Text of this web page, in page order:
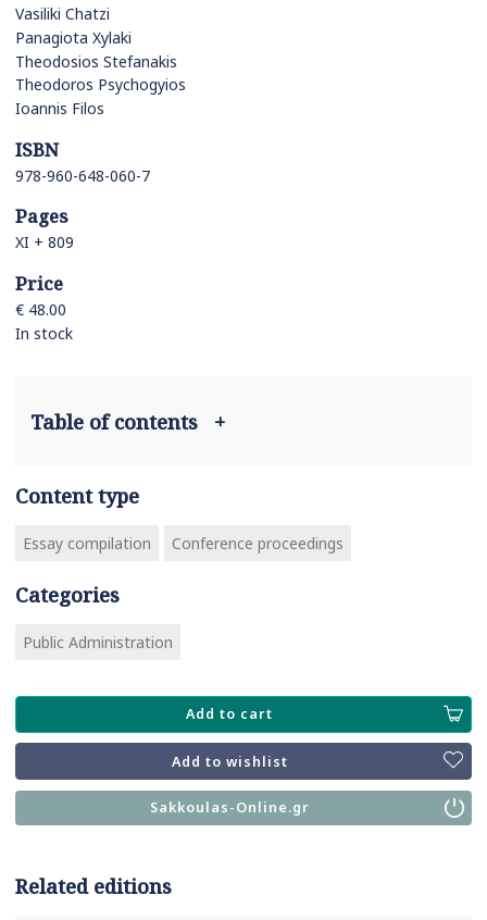
Vasiliki Chatzi
Panagiota Xylaki
Theodosios Stefanakis
Theodoros Psychogyios
Ioannis Filos
ISBN
978-960-648-060-7
Pages
ΧΙ + 809
Price
€ 48.00
In stock
Table of contents +
Content type
Essay compilation Conference proceedings
Categories
Public Administration
Add to cart
Add to wishlist
Sakkoulas-Online.gr
Related editions